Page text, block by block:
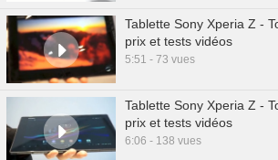
Tablette Sony Xperia Z -
prix et tests vidéos
5:51 - 73 vues
Tablette Sony Xperia Z -
prix et tests vidéos
6:06 - 138 vues